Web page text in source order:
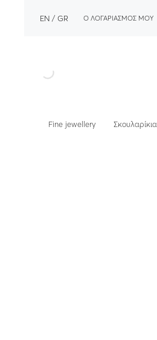
EN GR Ο ΛΟΓΑΡΙΑΣΜΟΣ ΜΟΥ
Fine jewellery Σκουλαρίκια